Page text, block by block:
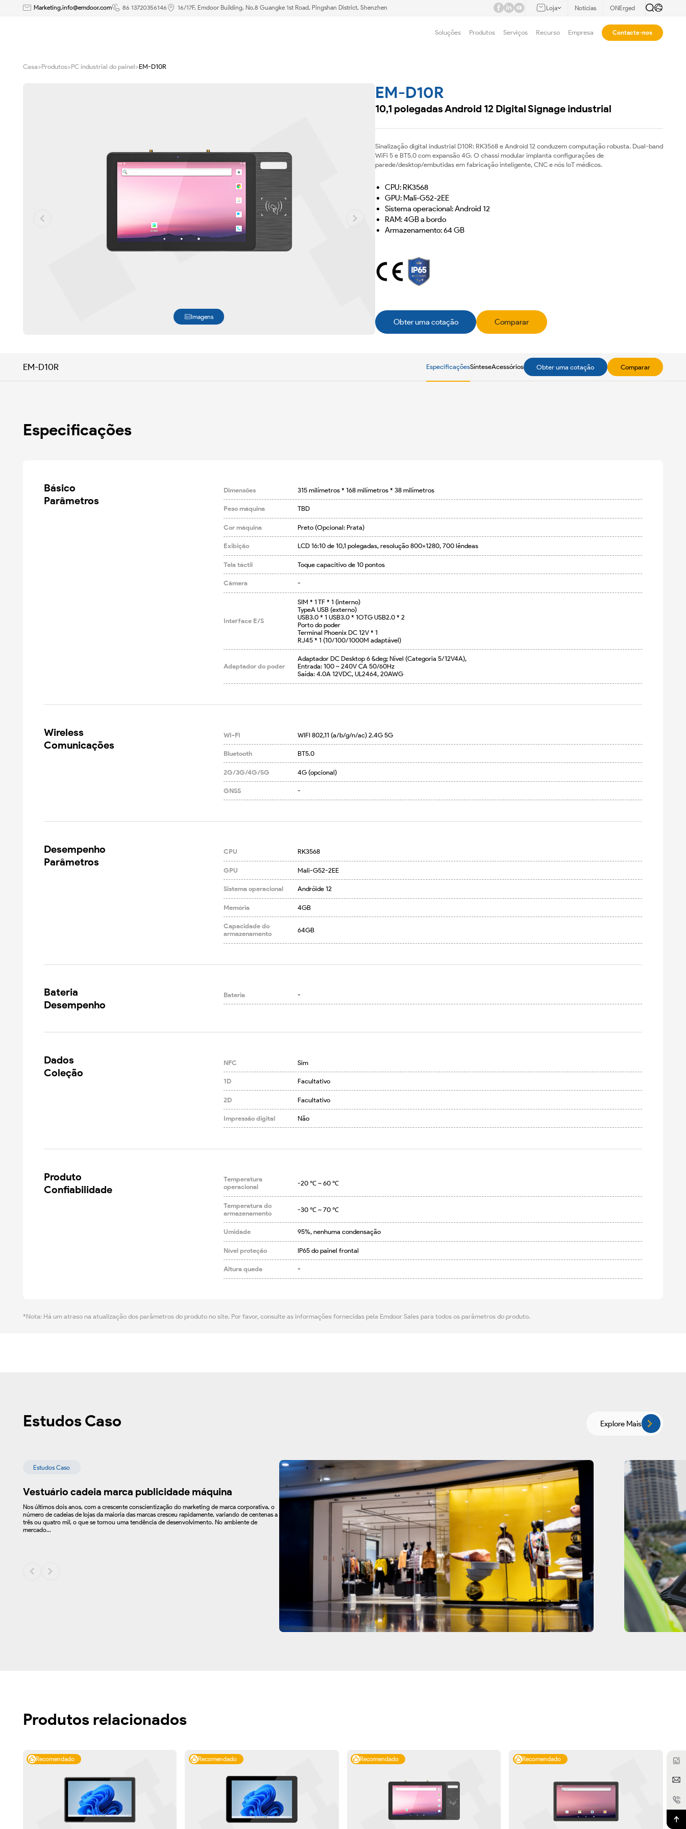
10,1 Marketing.info@emdoor.com 86 13720356146 16/17F, Emdoor Building, No.8 Guangke 1st Road, Pingshan District, Shenzhen Loja Notícias ONErged
Soluções Produtos Serviços Recurso Empresa Contacte-nos
Casa>Produtos>PC industrial do painel>EM-D10R
Imagens
EM-D10R
10,1 polegadas Android 12 Digital Signage industrial
Sinalização digital industrial D10R: RK3568 e Android 12 conduzem computação robusta. Dual-band
WiFi 5 e BT5.0 com expansão 4G. O chassi modular implanta configurações de
parede/desktop/embutidas em fabricação inteligente, CNC e nós IoT médicos.
CPU: RK3568
GPU: Mali-G52-2EE
Sistema operacional: Android 12
RAM: 4GB a bordo
Armazenamento: 64 GB
Obter uma cotação Comparar
EM-D10R EspecificaçõesSínteseAcessórios Obter uma cotação Comparar
Especificações
Básico
Parâmetros
Dimensões 315 milímetros * 168 milímetros * 38 milímetros
Peso máquina TBD
Cor máquina Preto (Opcional: Prata)
Exibição LCD 16:10 de 10,1 polegadas, resolução 800x1280, 700 lêndeas
Tela táctil Toque capacitivo de 10 pontos
Câmera -
Interface E/S
SIM * 1 TF * 1 (interno)
TypeA USB (externo)
USB3.0 * 1 USB3.0 * 1OTG USB2.0 * 2
Porto do poder
Terminal Phoenix DC 12V * 1
RJ45 * 1 (10/100/1000M adaptável)
Adaptador do poder
Adaptador DC Desktop 6 &deg; Nível (Categoria 5/12V4A),
Entrada: 100 ~ 240V CA 50/60Hz
Saída: 4.0A 12VDC, UL2464, 20AWG
Wireless
Comunicações
WI-FI WIFI 802,11 (a/b/g/n/ac) 2.4G 5G
Bluetooth BT5.0
2G/3G/4G/5G 4G (opcional)
GNSS -
Desempenho
Parâmetros
CPU RK3568
GPU Mali-G52-2EE
Sistema operacional Andróide 12
Memória 4GB
Capacidade do
armazenamento
64GB
Bateria
Desempenho
Bateria -
Dados
Coleção
NFC Sim
1D Facultativo
2D Facultativo
Impressão digital Não
Produto
Confiabilidade
Temperatura
operacional
-20 ℃ ~ 60 ℃
Temperatura do
armazenamento
-30 ℃ ~ 70 ℃
Umidade 95%, nenhuma condensação
Nível proteção IP65 do painel frontal
Altura queda -
*Nota: Há um atraso na atualização dos parâmetros do produto no site. Por favor, consulte as informações fornecidas pela Emdoor Sales para todos os parâmetros do produto.
Estudos Caso Explore Mais
Estudos Caso
Vestuário cadeia marca publicidade máquina
Nos últimos dois anos, com a crescente conscientização do marketing de marca corporativa, o
número de cadeias de lojas da maioria das marcas cresceu rapidamente, variando de centenas a
três ou quatro mil, o que se tornou uma tendência de desenvolvimento. No ambiente de
mercado...
Produtos relacionados
Recomendado Recomendado Recomendado Recomendado